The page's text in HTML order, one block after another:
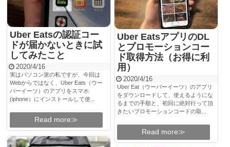
Uber Eatsの認証コー
ドが届かないときに試
してみたこと
2020/4/16
実はパソコン派の私ですが、今回は
Webからではなく、Uber Eats（ウー
バーイーツ）のアプリをスマホ
(iphone）にインストールして使...
Read more≫
Uber EatsアプリのDL
とプロモーションコー
ド取得方法（お得に利
用）
2020/4/16
Uber Eat（ウーバーイーツ）のアプリ
をダウンロードして、使えるようにな
るまでの手順と、初回に絶対行って頂
きたいプロモーションコードの取...
Read more≫